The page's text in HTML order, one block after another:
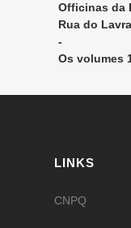
Officinas da
Rua do
-
Os volumes
LINKS
CNPQ